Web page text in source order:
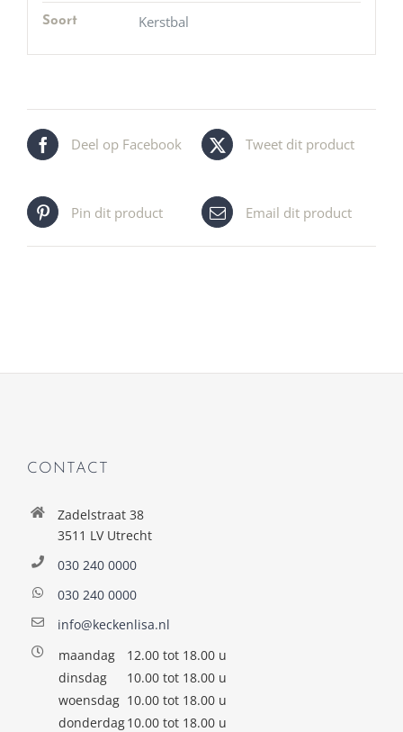
Soort Kerstbal
Deel op Facebook Tweet dit product
Pin dit product Email dit product
CONTACT
Zadelstraat 38
3511 LV Utrecht
030 240 0000
030 240 0000
info@keckenlisa.nl
maandag
12.00 tot 18.00 u
dinsdag
10.00 tot 18.00 u
woensdag 10.00 tot 18.00 u
donderdag10.00 tot 18.00 u